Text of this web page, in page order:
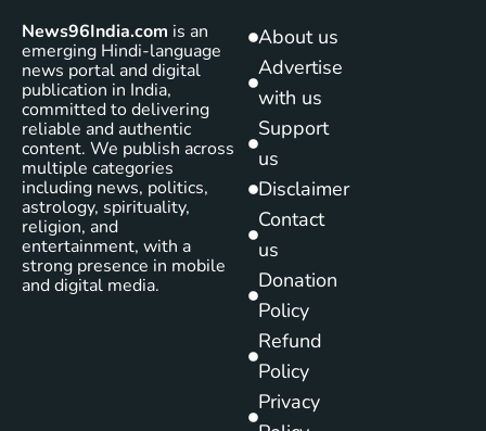
News96India.com is an
emerging Hindi-language
news portal and digital
publication in India,
committed to delivering
reliable and authentic
content. We publish across
multiple categories
including news, politics,
astrology, spirituality,
religion, and
entertainment, with a
strong presence in mobile
and digital media.
About us
Advertise
with us
Support
us
Disclaimer
Contact
us
Donation
Policy
Refund
Policy
Privacy